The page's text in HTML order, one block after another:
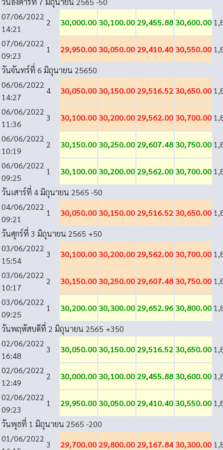
07/06/2022
14:21
2 30,000.00 30,100.00 29,455.88 30,600.00
07/06/2022
09:23
1 29,950.00 30,050.00 29,410.40 30,550.00
วันจันทร์ที่ 6 มิถุนายน 25650
06/06/2022
14:27
4 30,050.00 30,150.00 29,516.52 30,650.00
06/06/2022
11:36
3 30,100.00 30,200.00 29,562.00 30,700.00
06/06/2022
10:19
2 30,150.00 30,250.00 29,607.48 30,750.00
06/06/2022
09:25
1 30,100.00 30,200.00 29,562.00 30,700.00
วันเสาร์ที่ 4 มิถุนายน 2565 -50
04/06/2022
09:21
1 30,050.00 30,150.00 29,516.52 30,650.00
วันศุกร์ที่ 3 มิถุนายน 2565 +50
03/06/2022
15:54
3 30,100.00 30,200.00 29,562.00 30,700.00
03/06/2022
10:17
2 30,150.00 30,250.00 29,607.48 30,750.00
03/06/2022
09:25
1 30,200.00 30,300.00 29,652.96 30,800.00
วันพฤหัสบดีที่ 2 มิถุนายน 2565 +350
02/06/2022
16:48
3 30,050.00 30,150.00 29,516.52 30,650.00
02/06/2022
12:49
2 30,000.00 30,100.00 29,455.88 30,600.00
02/06/2022
09:23
1 29,950.00 30,050.00 29,410.40 30,550.00
วันพุธที่ 1 มิถุนายน 2565 -200
01/06/2022
3 29,700.00 29,800.00 29,167.84 30,300.00